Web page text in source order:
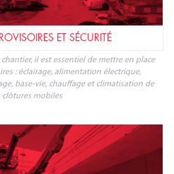
ET SÉCURITÉ
il est essentiel de mettre en place
: éclairage, alimentation électrique,
base-vie, chauffage et climatisation de
clôtures mobiles